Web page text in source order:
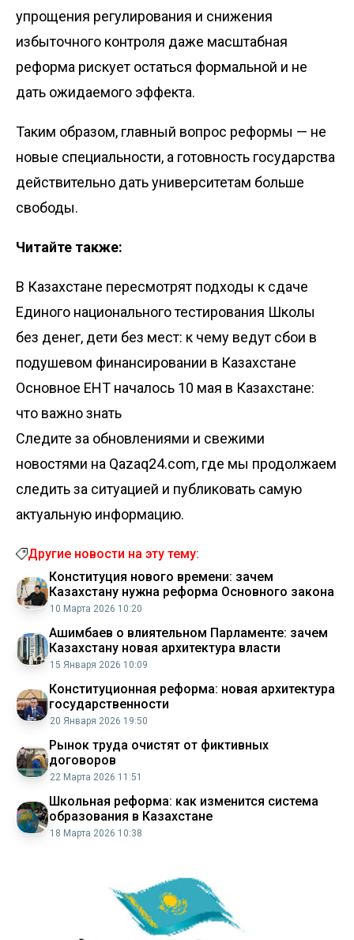
упрощения регулирования и снижения
избыточного контроля даже масштабная
реформа рискует остаться формальной и не
дать ожидаемого эффекта.
Таким образом, главный вопрос реформы — не
новые специальности, а готовность государства
действительно дать университетам больше
свободы.
Читайте также:
В Казахстане пересмотрят подходы к сдаче
Единого национального тестирования Школы
без денег, дети без мест: к чему ведут сбои в
подушевом финансировании в Казахстане
Основное ЕНТ началось 10 мая в Казахстане:
что важно знать
Следите за обновлениями и свежими
новостями на Qazaq24.com, где мы продолжаем
следить за ситуацией и публиковать самую
актуальную информацию.
Другие новости на эту тему:
Конституция нового времени: зачем
Казахстану нужна реформа Основного закона
10 Марта 2026 10:20
Ашимбаев о влиятельном Парламенте: зачем
Казахстану новая архитектура власти
15 Января 2026 10:09
Конституционная реформа: новая архитектура
государственности
20 Января 2026 19:50
Рынок труда очистят от фиктивных
договоров
22 Марта 2026 11:51
Школьная реформа: как изменится система
образования в Казахстане
18 Марта 2026 10:38